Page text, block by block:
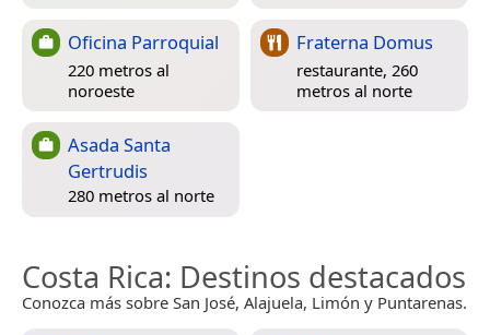
Oficina Parroquial
220 metros al
noroeste
Fraterna Domus
restaurante, 260
metros al norte
Asada Santa
Gertrudis
280 metros al norte
Costa Rica: Destinos destacados
Conozca más sobre San José, Alajuela, Limón y Puntarenas.